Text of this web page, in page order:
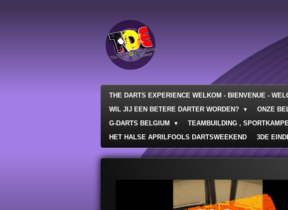
THE DARTS EXPERIENCE WELKOM - BIENVENUE -
WIL JIJ EEN BETERE DARTER WORDEN?
ONZE
G-DARTS BELGIUM
TEAMBUILDING ,
HET HALSE APRILFOOLS DARTSWEEKEND
3DE